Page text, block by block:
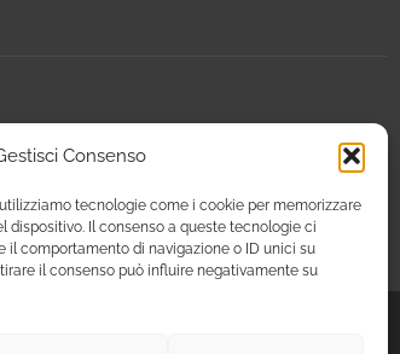
Consenso
tecnologie come i cookie per memorizzare
Il consenso a queste tecnologie ci
il comportamento di navigazione o ID unici su
il consenso può influire negativamente su